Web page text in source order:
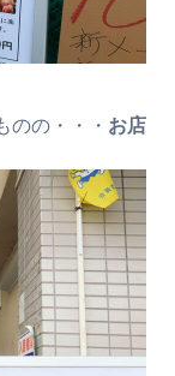
のの・・・ お店